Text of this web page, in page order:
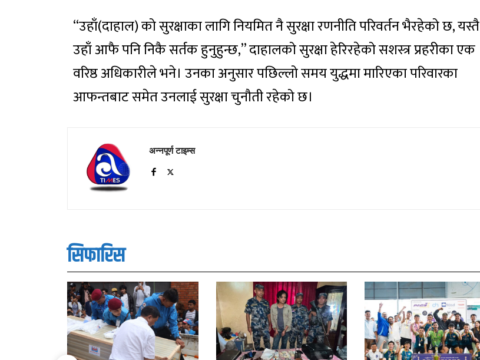
“उहाँ(दाहाल) को सुरक्षाका लागि नियमित नै सुरक्षा रणनीति परिवर्तन भैरहेको छ, यस्तै
उहाँ आफै पनि निकै सर्तक हुनुहुन्छ,” दाहालको सुरक्षा हेरिरहेको सशस्त्र प्रहरीका एक
वरिष्ठ अधिकारीले भने। उनका अनुसार पछिल्लो समय युद्धमा मारिएका परिवारका
आफन्तबाट समेत उनलाई सुरक्षा चुनौती रहेको छ।
अन्नपूर्ण टाइम्स
सिफारिस